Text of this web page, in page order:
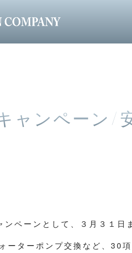
RECENT MOTOWN
ャンペーン/
ンペーンとして、３月３１
ーターポンプ交換など、30